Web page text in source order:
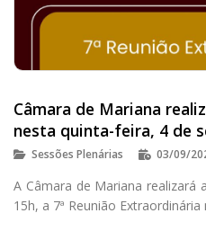
Câmara de Mariana
nesta quinta-feira, 4 de
Sessões Plenárias 03/09/
A Câmara de Mariana realizará
15h, a 7ª Reunião Extraordinária